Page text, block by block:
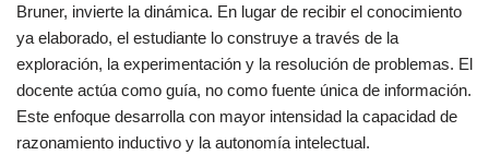
Bruner, invierte la dinámica. En lugar de recibir el conocimiento
ya elaborado, el estudiante lo construye a través de la
exploración, la experimentación y la resolución de problemas. El
docente actúa como guía, no como fuente única de información.
Este enfoque desarrolla con mayor intensidad la capacidad de
razonamiento inductivo y la autonomía intelectual.